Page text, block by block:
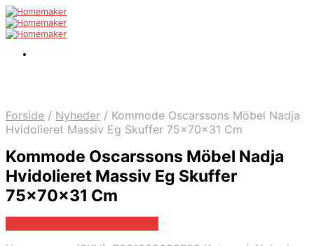
Forside / Nyheder / Kommode Oscarssons Möbel Nadja
Hvidolieret Massiv Eg Skuffer 75x70x31 Cm
Kommode Oscarssons Möbel Nadja
Hvidolieret Massiv Eg Skuffer
75x70x31 Cm